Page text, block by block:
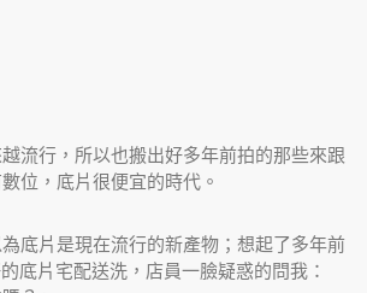
流行，所以也搬出好多年前拍的那些來跟
位，底片很便宜的時代。
底片是現在流行的新產物；想起了多年前
底片宅配送洗，店員一臉疑惑的問我：